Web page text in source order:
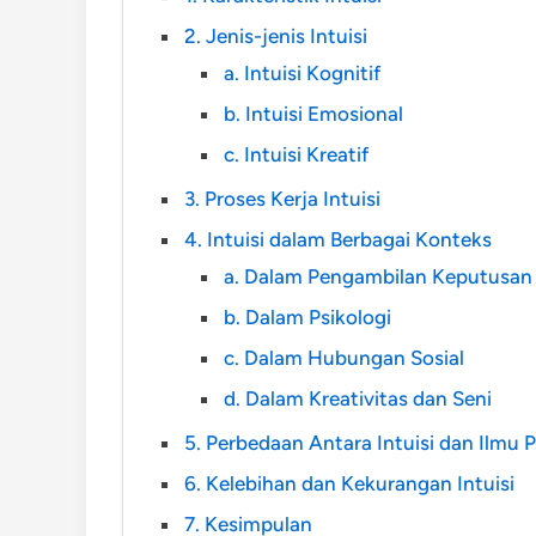
2. Jenis-jenis Intuisi
a. Intuisi Kognitif
b. Intuisi Emosional
c. Intuisi Kreatif
3. Proses Kerja Intuisi
4. Intuisi dalam Berbagai Konteks
a. Dalam Pengambilan Keputusan
b. Dalam Psikologi
c. Dalam Hubungan Sosial
d. Dalam Kreativitas dan Seni
5. Perbedaan Antara Intuisi dan Ilmu
6. Kelebihan dan Kekurangan Intuisi
7. Kesimpulan